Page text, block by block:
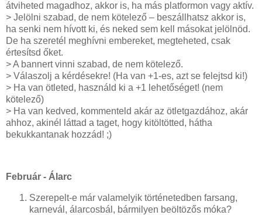
átviheted magadhoz, akkor is, ha más platformon vagy aktív.
> Jelölni szabad, de nem kötelező – beszállhatsz akkor is,
ha senki nem hívott ki, és neked sem kell másokat jelölnöd.
De ha szeretél meghívni embereket, megteheted, csak
értesítsd őket.
> A bannert vinni szabad, de nem kötelező.
> Válaszolj a kérdésekre! (Ha van +1-es, azt se felejtsd ki!)
> Ha van ötleted, használd ki a +1 lehetőséget! (nem
kötelező)
> Ha van kedved, kommenteld akár az ötletgazdához, akár
ahhoz, akinél láttad a taget, hogy kitöltötted, hátha
bekukkantanak hozzád! ;)
Február - Álarc
Szerepelt-e már valamelyik történetedben farsang,
karnevál, álarcosbál, bármilyen beöltözős móka?